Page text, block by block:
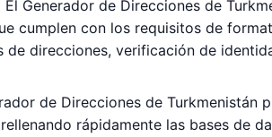
El Generador de Direcciones de
cumplen con los requisitos de
direcciones, verificación de
de Direcciones de Turkmenistán
rápidamente las bases de